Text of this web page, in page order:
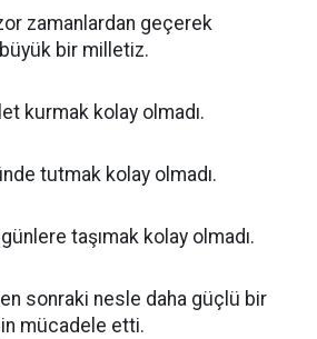
zamanlardan geçerek
bir milletiz.
kurmak kolay olmadı.
tutmak kolay olmadı.
taşımak kolay olmadı.
sonraki nesle daha güçlü bir
mücadele etti.